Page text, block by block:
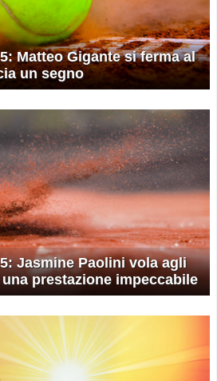
Matteo Gigante si ferma al
un segno
Jasmine Paolini vola agli
prestazione impeccabile